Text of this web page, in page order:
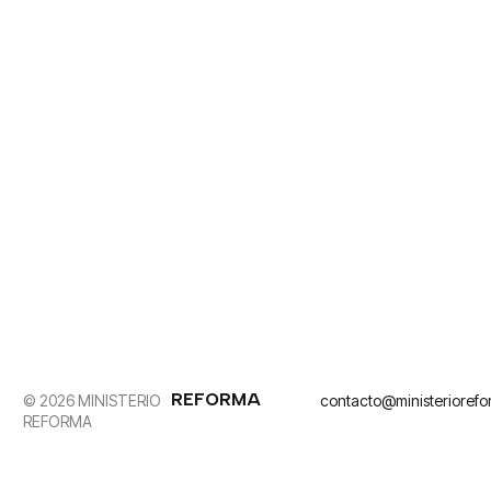
© 2026 MINISTERIO
REFORMA
REFORMA